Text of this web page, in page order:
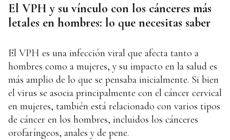
El VPH y su vínculo con los cánceres más
letales en hombres: lo que necesitas saber
El VPH es una infección viral que afecta tanto a
hombres como a mujeres, y su impacto en la salud es
más amplio de lo que se pensaba inicialmente. Si bien
el virus se asocia principalmente con el cáncer cervical
en mujeres, también está relacionado con varios tipos
de cáncer en los hombres, incluidos los cánceres
orofaríngeos, anales y de pene.